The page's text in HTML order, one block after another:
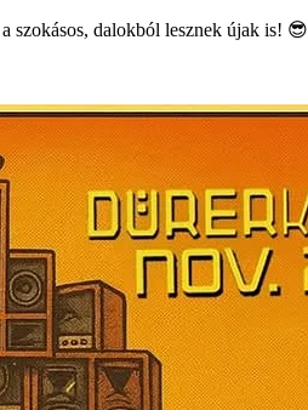
szokásos, dalokból lesznek újak is! 😎